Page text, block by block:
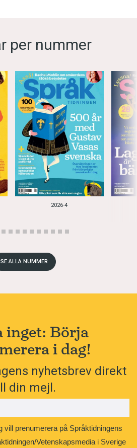
per nummer
2026-4
SE ALLA NUMMER
inget: Börja
i dag!
nyhetsbrev direkt
din mejl.
vill prenumerera på Språktidningens
Vetenskapsmedia i Sverige